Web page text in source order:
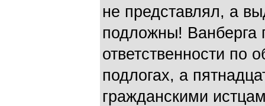
не представлял, а
подложны! Ванберга
ответственности по
подлогах, а
гражданскими